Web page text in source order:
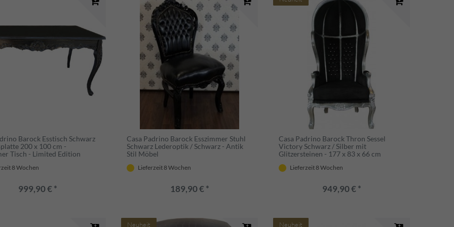
Barock Esstisch Schwarz
200 x 100 cm -
Tisch - Limited Edition
8 Wochen
999,90 € *
Casa Padrino Barock Esszimmer Stuhl
Schwarz Lederoptik / Schwarz - Antik
Stil Möbel
Lieferzeit 8 Wochen
189,90 € *
Casa Padrino Barock Thron Sessel
Victory Schwarz / Silber mit
Glitzersteinen - 177 x 83 x 66 cm
Lieferzeit 8 Wochen
949,90 € *
Neuheit Neuheit